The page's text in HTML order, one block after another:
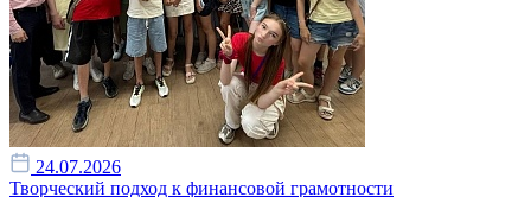
24.07.2026
Творческий подход к финансовой грамотности